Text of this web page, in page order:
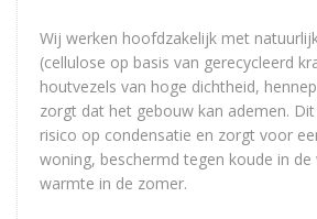
Wij werken hoofdzakelijk met
(cellulose op basis van gerecycleerd
houtvezels van hoge dichtheid,
zorgt dat het gebouw kan ademen.
risico op condensatie en zorgt voor
woning, beschermd tegen koude in
warmte in de zomer.